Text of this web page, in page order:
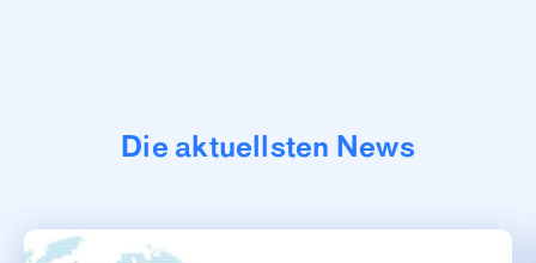
Die aktuellsten News